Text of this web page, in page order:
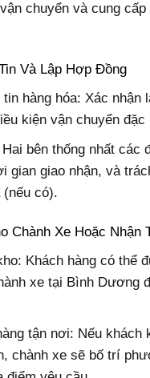
chuyển và cung cấp
Và Lập Hợp Đồng
hàng hóa: Xác nhận
kiện vận chuyển đặc
bên thống nhất các
gian giao nhận, và
(nếu có).
Chành Xe Hoặc Nhận
Khách hàng có thể
xe tại Bình Dương
tận nơi: Nếu khách
chành xe sẽ bố trí